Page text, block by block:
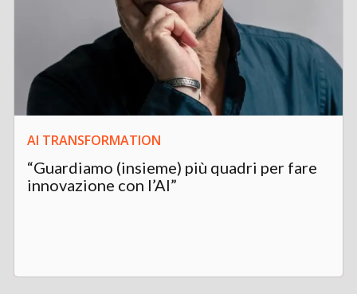
AI TRANSFORMATION
“Guardiamo (insieme) più quadri per fare
innovazione con l’AI”